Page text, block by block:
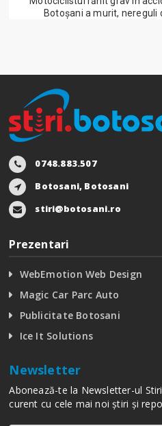
Botoșani a murit, nereguli
0748.883.507
Botosani, Botosani
stiri@botosani.ro
Prezentari
WebEmotion Web Design
Magic Car Parc Auto
Publicitate Botosani
Ice It Solutions
Newsletter
Abonează-te la Newsletter-ul
curent cu cele mai noi știri și